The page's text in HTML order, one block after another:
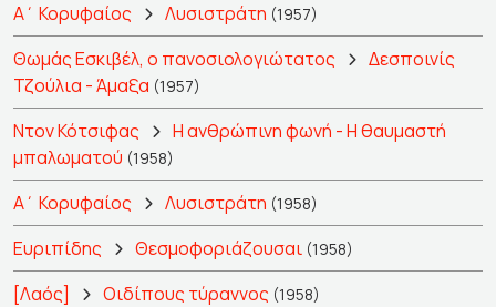
Α΄ Κορυφαίος Λυσιστράτη (1957)
Θωμάς Εσκιβέλ, ο πανοσιολογιώτατος
Δεσποινίς
Τζούλια - Άμαξα (1957)
Ντον Κότσιφας
Η ανθρώπινη φωνή - Η θαυμαστή
μπαλωματού (1958)
Α΄ Κορυφαίος Λυσιστράτη (1958)
Ευριπίδης Θεσμοφοριάζουσαι (1958)
[Λαός] Οιδίπους τύραννος (1958)